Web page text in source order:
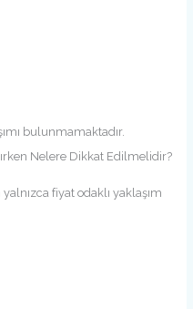
bulunmamaktadır.
Nelere Dikkat Edilmelidir?
fiyat odaklı yaklaşım